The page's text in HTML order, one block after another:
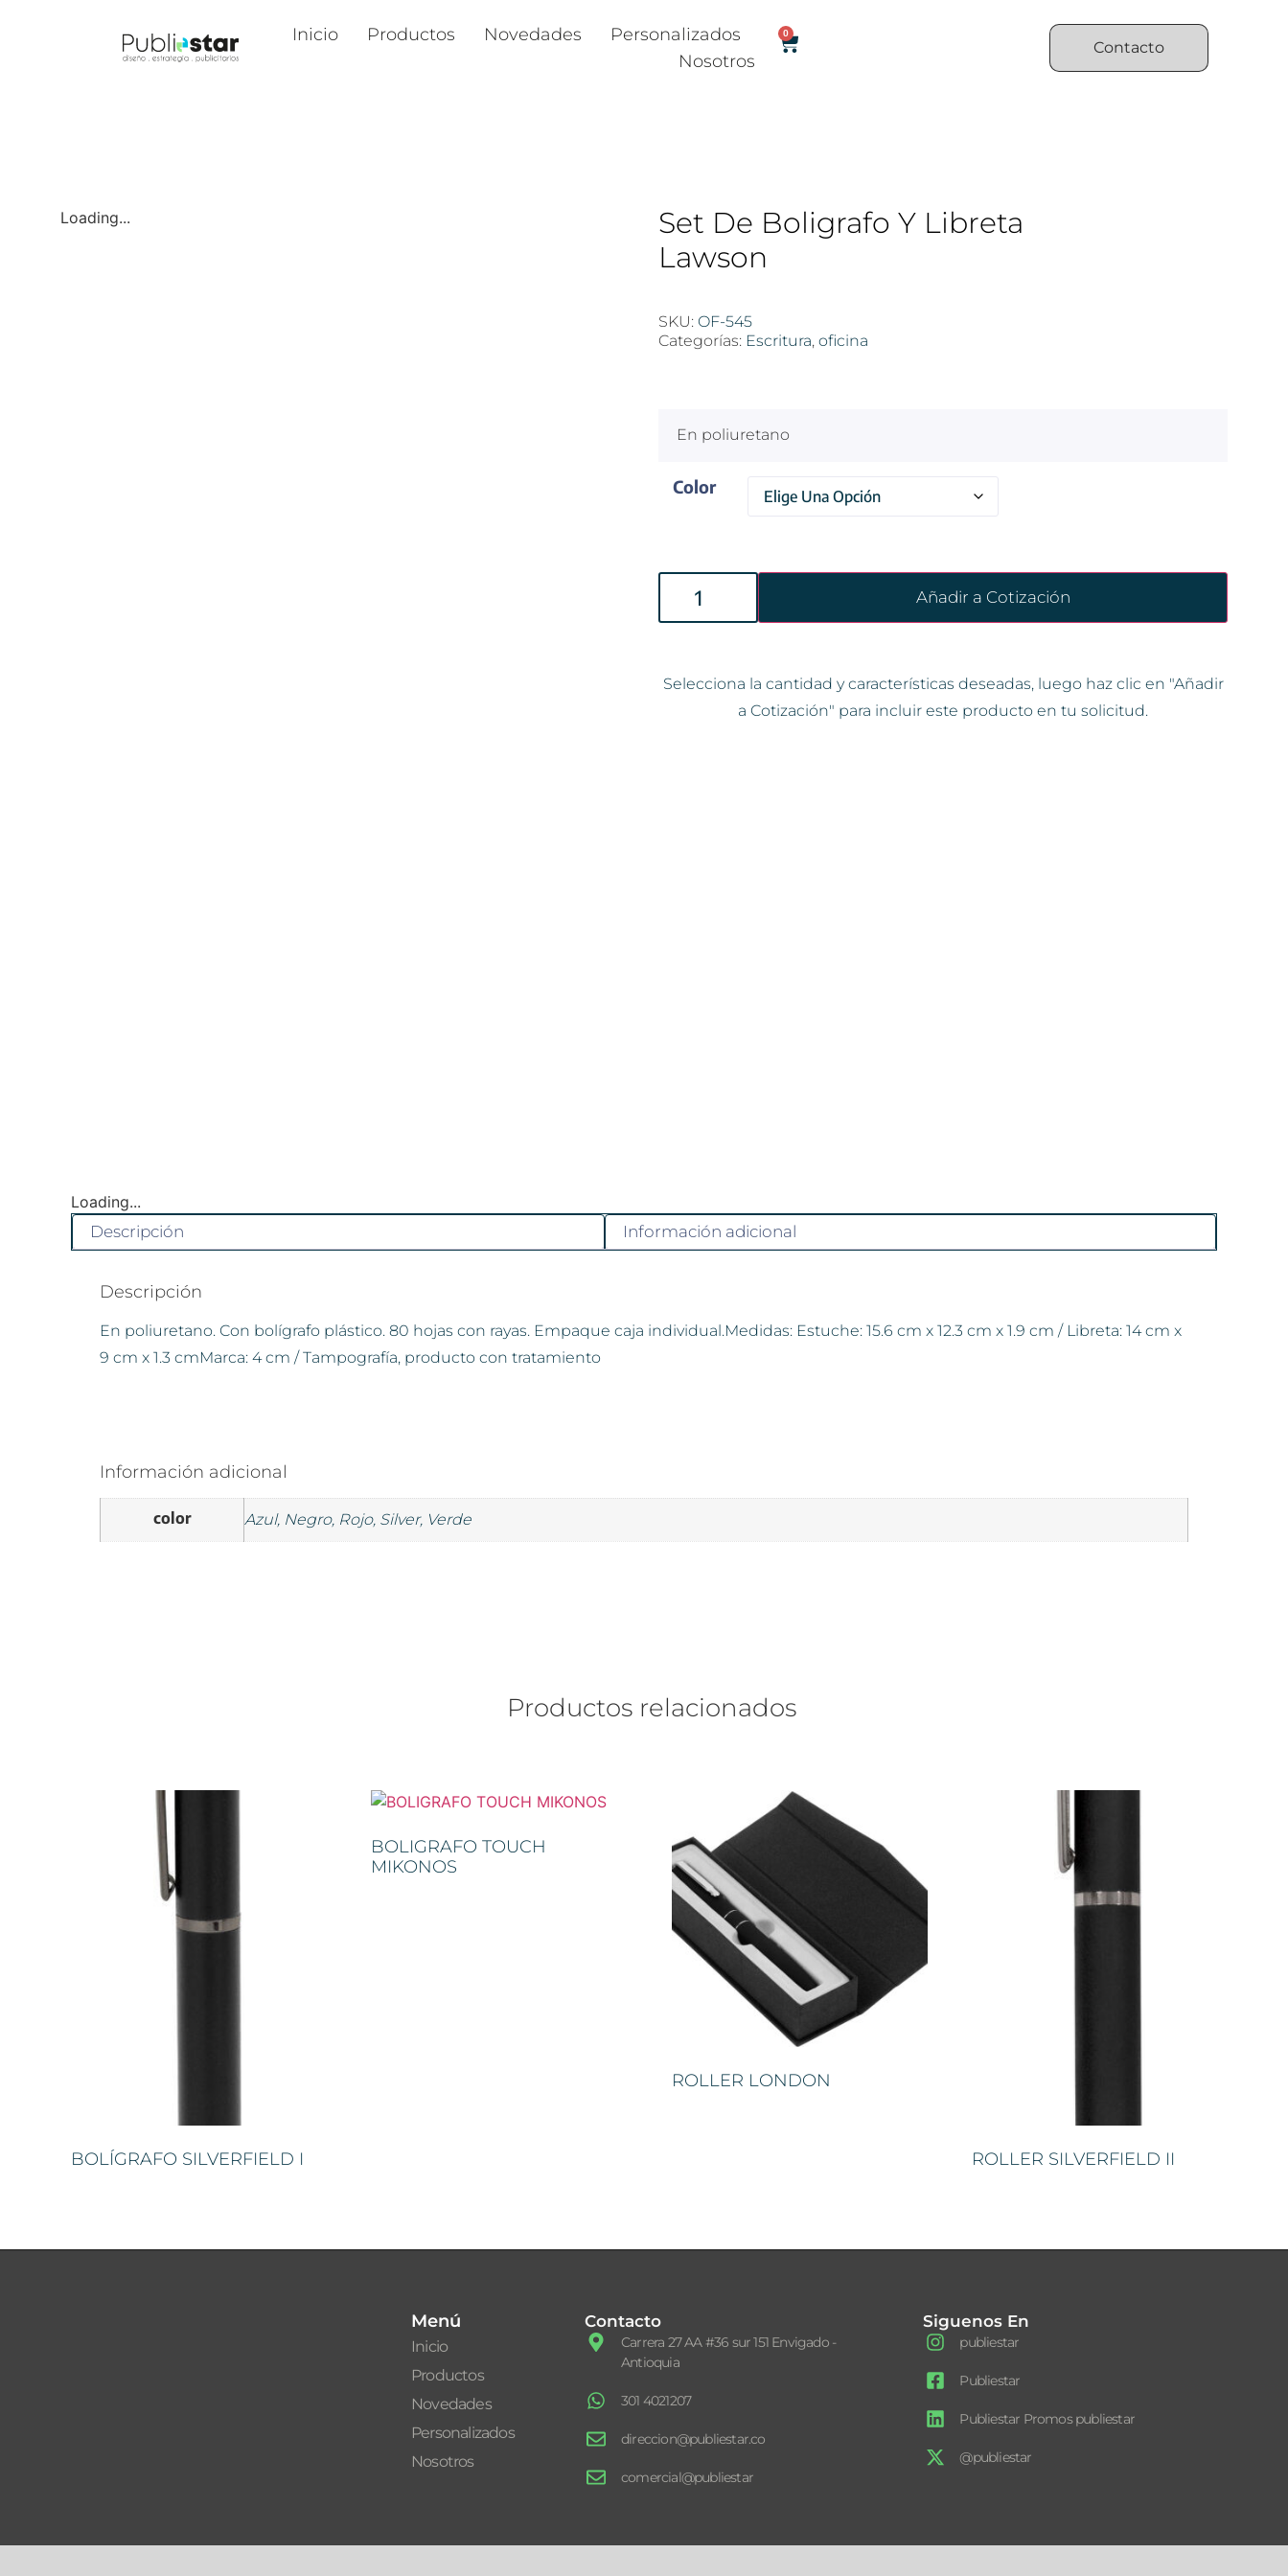
Inicio Productos Novedades
Personalizados
Nosotros
0
Contacto
Loading...
Set De Boligrafo Y Libreta
Lawson
SKU: OF-545
Categorías: Escritura, oficina
En poliuretano
Color
Añadir a Cotización
Selecciona la cantidad y características deseadas, luego haz clic en "Añadir
a Cotización" para incluir este producto en tu solicitud.
Loading...
Descripción
Información adicional
Descripción
En poliuretano. Con bolígrafo plástico. 80 hojas con rayas. Empaque caja individual.Medidas: Estuche: 15.6 cm x 12.3 cm x 1.9 cm / Libreta: 14 cm x
9 cm x 1.3 cmMarca: 4 cm / Tampografía, producto con tratamiento
Información adicional
color Azul, Negro, Rojo, Silver, Verde
Productos relacionados
BOLÍGRAFO SILVERFIELD I
BOLIGRAFO TOUCH
MIKONOS
ROLLER LONDON
ROLLER SILVERFIELD II
Menú
Inicio
Productos
Novedades
Personalizados
Nosotros
Contacto
Carrera 27 AA #36 sur 151 Envigado -
Antioquia
301 4021207
direccion@publiestar.co
comercial@publiestar
Siguenos En
publiestar
Publiestar
Publiestar Promos publiestar
@publiestar